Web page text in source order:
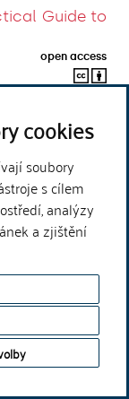
cookies
soubory
s cílem
analýzy
a zjištění
Guide to
open access
that are used
may encounter
the most common
Theme by